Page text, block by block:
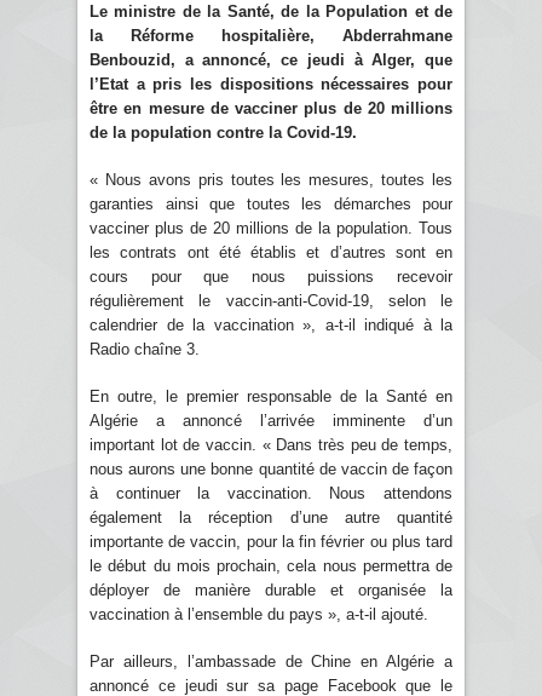
Le ministre de la Santé, de la Population et de
la Réforme hospitalière, Abderrahmane
Benbouzid, a annoncé, ce jeudi à Alger, que
l’Etat a pris les dispositions nécessaires pour
être en mesure de vacciner plus de 20 millions
de la population contre la Covid-19.
« Nous avons pris toutes les mesures, toutes les
garanties ainsi que toutes les démarches pour
vacciner plus de 20 millions de la population. Tous
les contrats ont été établis et d’autres sont en
cours pour que nous puissions recevoir
régulièrement le vaccin-anti-Covid-19, selon le
calendrier de la vaccination », a-t-il indiqué à la
Radio chaîne 3.
En outre, le premier responsable de la Santé en
Algérie a annoncé l’arrivée imminente d’un
important lot de vaccin. « Dans très peu de temps,
nous aurons une bonne quantité de vaccin de façon
à continuer la vaccination. Nous attendons
également la réception d’une autre quantité
importante de vaccin, pour la fin février ou plus tard
le début du mois prochain, cela nous permettra de
déployer de manière durable et organisée la
vaccination à l’ensemble du pays », a-t-il ajouté.
Par ailleurs, l’ambassade de Chine en Algérie a
annoncé ce jeudi sur sa page Facebook que le